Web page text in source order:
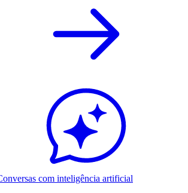
com inteligência artificial